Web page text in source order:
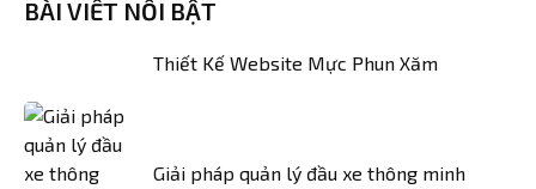
BÀI VIẾT NỔI BẬT
Thiết Kế Website Mực Phun Xăm
Giải pháp quản lý đầu xe thông minh